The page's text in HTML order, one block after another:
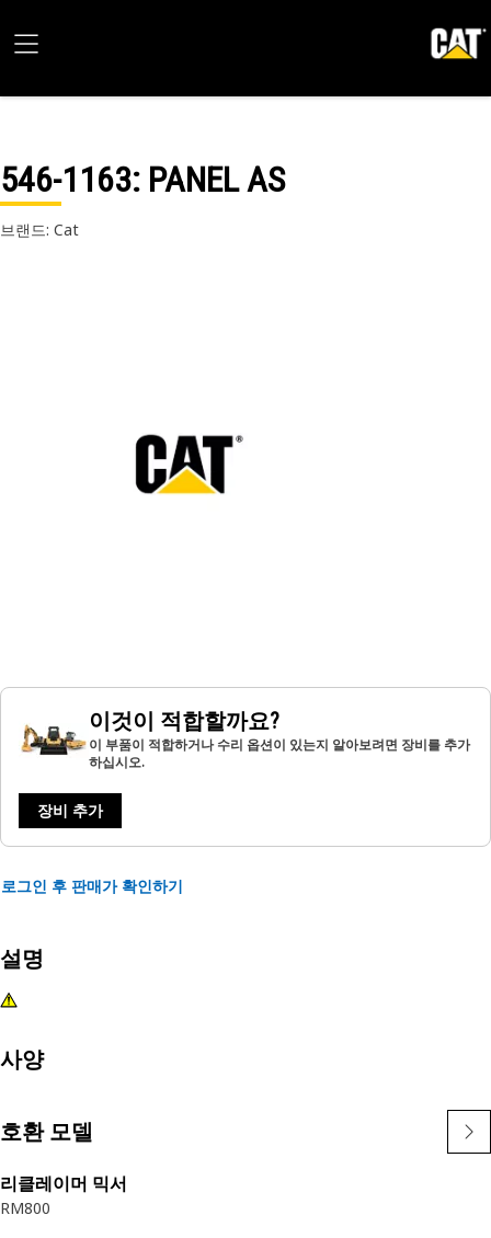
546-1163: PANEL AS
브랜드: Cat
이것이 적합할까요?
이 부품이 적합하거나 수리 옵션이 있는지 알아보려면 장비를 추가
하십시오.
장비 추가
로그인 후 판매가 확인하기
설명
사양
호환 모델
리클레이머 믹서
RM800